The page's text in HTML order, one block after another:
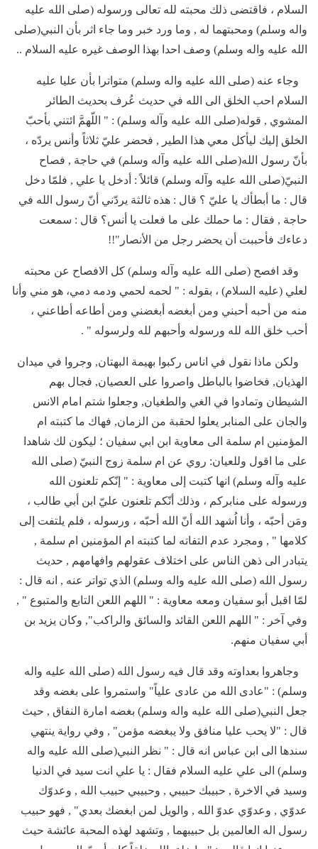
السلام ، فاقتضى ذلك محبته لله تعالى ورسوله (صلى الله عليه
واله وسلم) ومحبتهما له , وما ورد خبر وما جاء اثر بأن النبي(صلى
الله عليه واله وسلم) وصف احدا بهذا الوصف غيره عليه السلام ..
وجاء عنه (صلى الله عليه واله وسلم) متواترا بأن عليا عليه
السلام احب الخلق الى الله في حديث عُرف بحديث الطائر
المشوي , قوله(صلى الله عليه وآله وسلم) : " اللّهمَّ ائتني بأحبّ
الخلق إليك ليأكل معي هذا الطير , فحضر عليّ ثلاثاً وأنس يردّه ،
بأنّ رسول الله(صلى الله عليه وآله وسلم) في حاجة , فصاح
النبيّ(صلى الله عليه وآله وسلم) قائلاً : أدخل يا علي , فلمّا دخل
قال : ما أبطأك يا عليّ ؟ قال : هذه ثالثة يردّني أنّ رسول الله في
حاجة , فقال : ما حملك على ما فعلت يا أنس؟ قال : سمعت
دعاءك فأحببت أن يحضر رجل من الأنصار"!!
وقد افصح (صلى الله عليه وآله وسلم) كل الافصاح عن محبته
لعلي (عليه السلام) ، بقوله : " لحمه لحمي ودمه دمي، هو مني وأنا
منه من أحبه أحبني ومن أبغضه أبغضني ومن أطاعه أطاعني ،
أحب خلق الله لله ورسوله وأحبهم لله ولرسوله " .
ولكن ماذا نقول في اناس ركبوا بهيمة البهتان, وجروا في ميدان
الهذيان, فخاضوا بالباطل واصروا على العصيان, فجال بهم
الشيطان وتمادوا في الغي والطغيان, وجعلوا شتم امام الانس
والجان على المنابر يعلوا لحقبة من الزمان, فهاك ما كتبته ام
المؤمنين ام سلمة الى معاوية ابن ابي سفيان ؛ ليكون لك شاهدا
على ما اقول وللعيان: روي عن ام سلمة زوج النبيّ (صلى الله
عليه وآله وسلم) انها كتبت إلى معاوية : " إنّكم تلعنون الله
ورسوله على منابركم ، وذلك أنّكم تلعنون عليّ ابن أبي طالب ،
ومَن أحبّه ، وأنا اُشهد الله أنّ الله أحبّه ، ورسوله ، فلم يلتفت إلى
كلامها " , ومجرد عدم التفاته لما كتبته ام المؤمنين ام سلمة ,
يتبادر الى ذهن الناس على اختلاف عقولهم وافهامهم , حديث
رسول الله (صلى الله عليه واله وسلم) الذي تواتر عنه , انه قال :
لمّا اقبل أبو سفيان ومعه معاوية : " اللهم اللعن التابع والمتبوع " ,
وفي آخر : " اللهم اللعن القائد والسائق والراكب", وكان يزيد بن
أبي سفيان منهم.
وجاهروا بعداوته وقد قال فيه رسول الله (صلى الله عليه واله
وسلم) : "عادى الله من عادى علياً" واستمروا على بغضه وقد
جعل النبي(صلى الله عليه واله وسلم) بغضه امارة النفاق , حيث
قال : "لا يحب عليا منافق ولا يبغضه مؤمن" , وفي رواية ينتهي
سندها الى ابن عباس انه قال : " نظر النبي(صلى الله عليه واله
وسلم) الى علي عليه السلام فقال : يا علي انت سيد في الدنيا
وسيد في الاخرة , حبيبك حبيبي , وحبيبي حبيب الله , وعدوّك
عدوّي , وعدوّي عدوّ الله , والويل لمن ابغضك بعدي" , فهو حبيب
رسول اله العالمين بل حبيبهما , وتشهد لهذه المحبة عائشة حيث